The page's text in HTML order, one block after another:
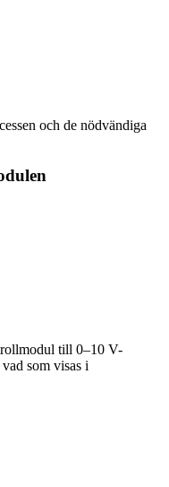
och de nödvändiga
till 0–10 V-
som visas i